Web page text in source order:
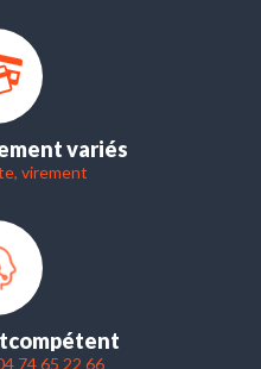
variés
virement
compétent
74 65 22 66